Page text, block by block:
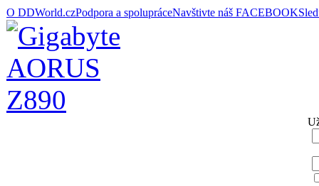
O DDWorld.czPodpora a spolupráceNavštivte náš FACEBOOK